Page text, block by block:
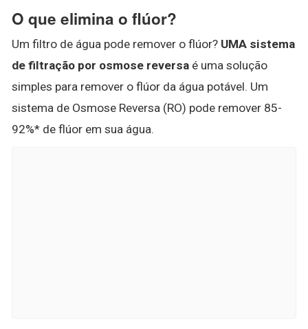
O que elimina o flúor?
Um filtro de água pode remover o flúor? UMA sistema
de filtração por osmose reversa é uma solução
simples para remover o flúor da água potável. Um
sistema de Osmose Reversa (RO) pode remover 85-
92%* de flúor em sua água.